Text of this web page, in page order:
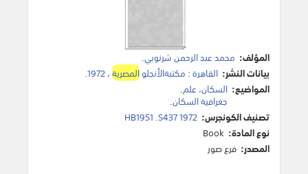
المؤلف: محمد عبد الرحمن شرنوبي.
بيانات النشر: القاهرة: مكتبةالأنجلوالمصرية،1972
.
المواضيع: السكان، علم.
جغرافية السكان.
تصنيف الكونجرس: HB1951 .S437 1972
نوع المادة: Book
المصدر: فرع صور